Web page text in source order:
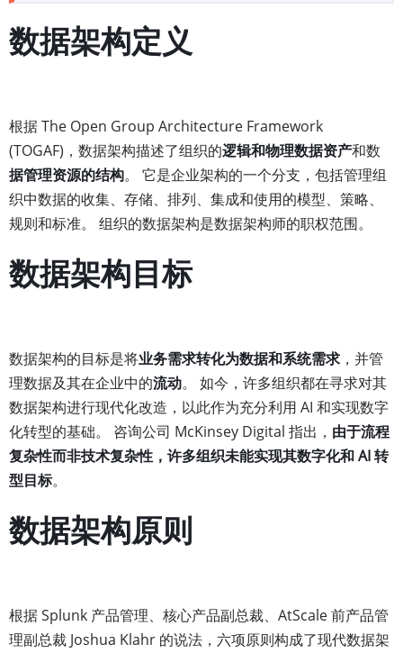
数据架构定义
根据 The Open Group Architecture Framework
(TOGAF)，数据架构描述了组织的逻辑和物理数据资产和数
据管理资源的结构。 它是企业架构的一个分支，包括管理组
织中数据的收集、存储、排列、集成和使用的模型、策略、
规则和标准。 组织的数据架构是数据架构师的职权范围。
数据架构目标
数据架构的目标是将业务需求转化为数据和系统需求 ，并管
理数据及其在企业中的流动。 如今，许多组织都在寻求对其
数据架构进行现代化改造，以此作为充分利用 AI 和实现数字
化转型的基础。 咨询公司 McKinsey Digital 指出， 由于流程
复杂性而非技术复杂性，许多组织未能实现其数字化和 AI 转
型目标。
数据架构原则
根据 Splunk 产品管理、核心产品副总裁、AtScale 前产品管
理副总裁 Joshua Klahr 的说法，六项原则构成了现代数据架